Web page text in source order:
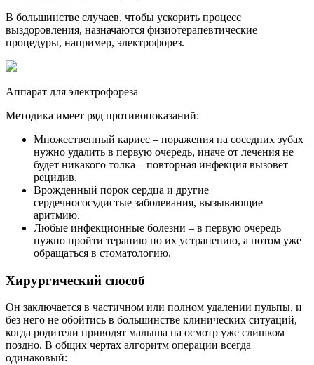
В большинстве случаев, чтобы ускорить процесс
выздоровления, назначаются физиотерапевтические
процедуры, например, электрофорез.
Аппарат для электрофореза
Методика имеет ряд противопоказаний:
Множественный кариес – поражения на соседних зубах
нужно удалить в первую очередь, иначе от лечения не
будет никакого толка – повторная инфекция вызовет
рецидив.
Врожденный порок сердца и другие
сердечнососудистые заболевания, вызывающие
аритмию.
Любые инфекционные болезни – в первую очередь
нужно пройти терапию по их устранению, а потом уже
обращаться в стоматологию.
Хирургический способ
Он заключается в частичном или полном удалении пульпы, и
без него не обойтись в большинстве клинических ситуаций,
когда родители приводят малыша на осмотр уже слишком
поздно. В общих чертах алгоритм операции всегда
одинаковый: